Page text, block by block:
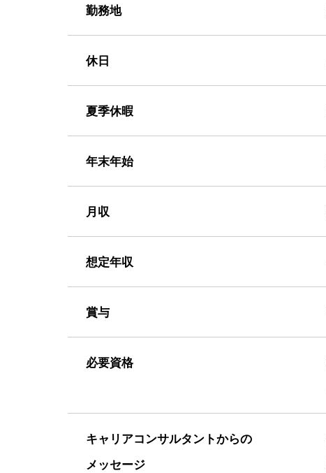
勤務地
休日
夏季休暇
年末年始
月収
想定年収
賞与
必要資格
キャリアコンサルタントからの
メッセージ